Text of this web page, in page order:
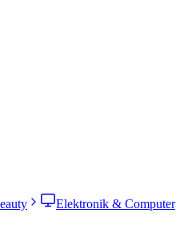
Elektronik & Computer